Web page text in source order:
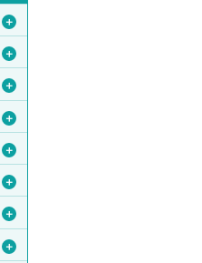
＋
＋
＋
＋
＋
＋
＋
＋